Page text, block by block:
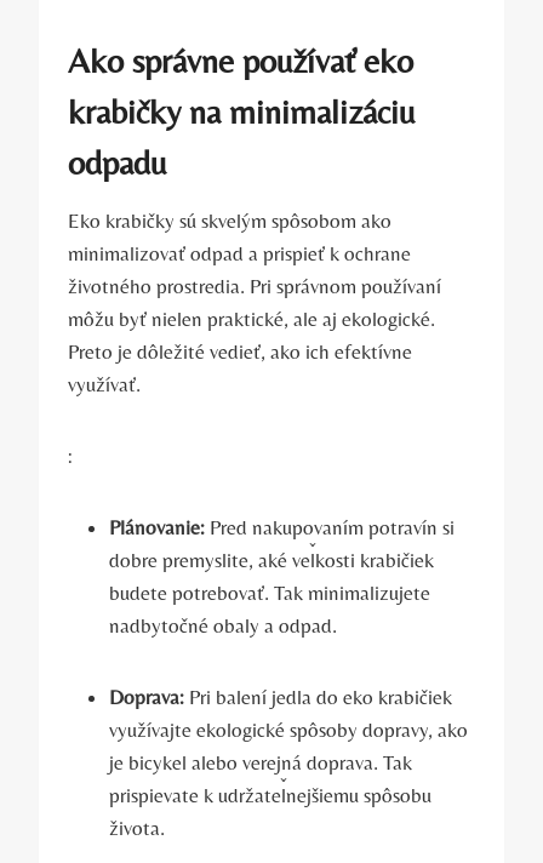
Ako správne používať eko
krabičky na minimalizáciu
odpadu
Eko krabičky sú skvelým spôsobom ako
minimalizovať odpad a prispieť k ochrane
životného prostredia. Pri správnom používaní
môžu byť nielen praktické, ale aj ekologické.
Preto je dôležité vedieť, ako ich efektívne
využívať.
:
Plánovanie: Pred nakupovaním potravín si
dobre premyslite, aké veľkosti krabičiek
budete potrebovať. Tak minimalizujete
nadbytočné obaly a odpad.
Doprava: Pri balení jedla do eko krabičiek
využívajte ekologické spôsoby dopravy, ako
je bicykel alebo verejná doprava. Tak
prispievate k udržateľnejšiemu spôsobu
života.